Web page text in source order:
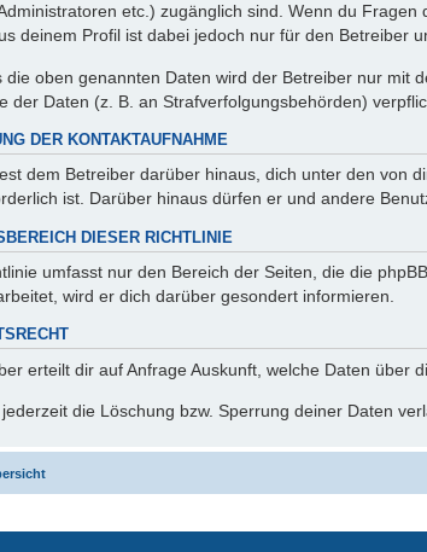
etc.) zugänglich sind. Wenn du
deinem Profil ist dabei jedoch nur für den Betreiber
die oben genannten Daten wird der Betreiber nur mit
der Daten (z. B. an Strafverfolgungsbehörden)
DER KONTAKTAUFNAHME
dem Betreiber darüber hinaus, dich unter den von
ist. Darüber hinaus dürfen er und andere
DIESER RICHTLINIE
umfasst nur den Bereich der Seiten, die die
wird er dich darüber gesondert informieren.
erteilt dir auf Anfrage Auskunft, welche Daten über
die Löschung bzw. Sperrung deiner Daten